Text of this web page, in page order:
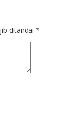
ditandai *